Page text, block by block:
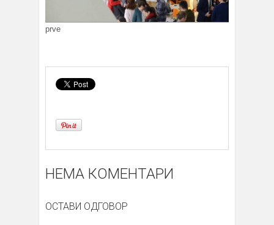
prve
НЕМА КОМЕНТАРИ
ОСТАВИ ОДГОВОР